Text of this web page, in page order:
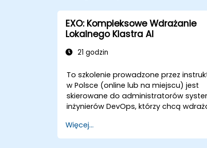
EXO: Kompleksowe Wdrażanie
Lokalnego Klastra AI
21 godzin
To szkolenie prowadzone przez
w Polsce (online lub na miejscu) jest
skierowane do administratorów
inżynierów DevOps, którzy chcą
prywatnego wnioskowania LLM na wielu
węzłach Apple Silicon lub Linux.
Więcej...